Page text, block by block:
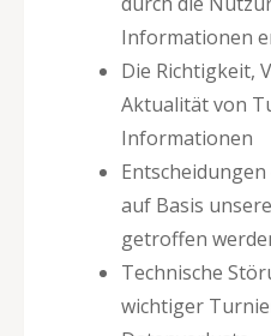
Informationen
Die Richtigkeit,
Aktualität von
Informationen
auf Basis
getroffen
Technische
wichtiger